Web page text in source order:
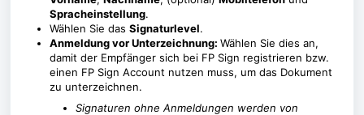
Spracheinstellung.
Wählen Sie das Signaturlevel.
Anmeldung vor Unterzeichnung: Wählen Sie dies an,
damit der Empfänger sich bei FP Sign registrieren bzw.
einen FP Sign Account nutzen muss, um das Dokument
zu unterzeichnen.
Signaturen ohne Anmeldungen werden von